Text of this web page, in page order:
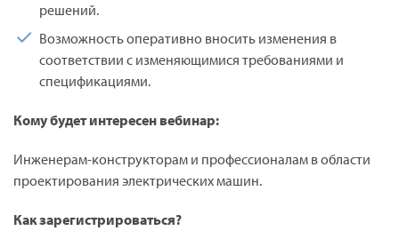
решений.
Возможность оперативно вносить изменения в
соответствии с изменяющимися требованиями и
спецификациями.
Кому будет интересен вебинар:
Инженерам-конструкторам и профессионалам в области
проектирования электрических машин.
Как зарегистрироваться?